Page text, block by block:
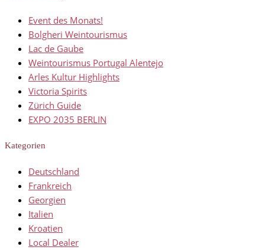
Event des Monats!
Bolgheri Weintourismus
Lac de Gaube
Weintourismus Portugal Alentejo
Arles Kultur Highlights
Victoria Spirits
Zürich Guide
EXPO 2035 BERLIN
Kategorien
Deutschland
Frankreich
Georgien
Italien
Kroatien
Local Dealer